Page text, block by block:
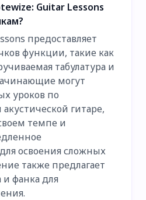
Guitar Lessons
предоставляет
функции, такие как
табулатура и
могут
уроков по
гитаре,
темпе и
освоения сложных
также предлагает
и фанка для